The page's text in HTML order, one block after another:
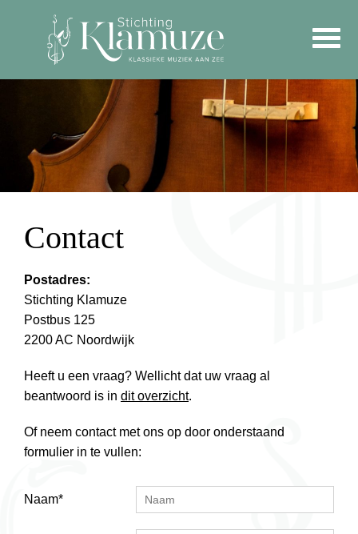
Contact
Postadres:
Stichting Klamuze
Postbus 125
2200 AC Noordwijk
Heeft u een vraag? Wellicht dat uw vraag al
beantwoord is in dit overzicht.
Of neem contact met ons op door onderstaand
formulier in te vullen:
Naam*